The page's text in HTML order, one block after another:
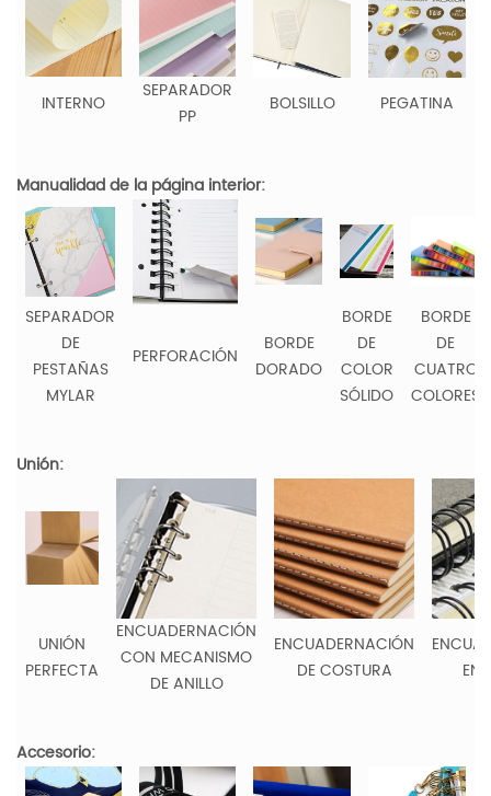
INTERNO
SEPARADOR
PP
BOLSILLO PEGATINA
Manualidad de la página interior:
SEPARADOR
DE
PESTAÑAS
MYLAR
PERFORACIÓN
BORDE
DORADO
BORDE
DE
COLOR
SÓLIDO
BORDE
DE
CUATRO
COLORES
Unión:
UNIÓN
PERFECTA
ENCUADERNACIÓN
CON MECANISMO
DE ANILLO
ENCUADERNACIÓN
DE COSTURA
EN
Accesorio: